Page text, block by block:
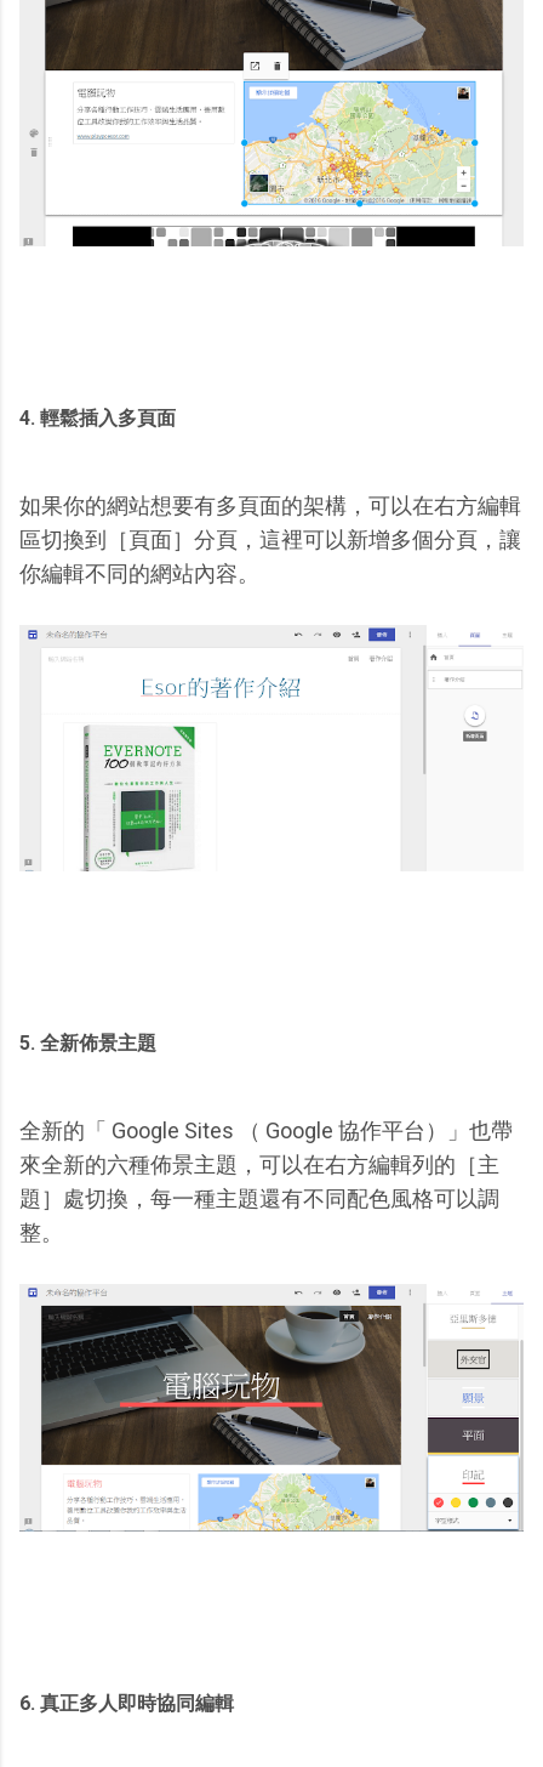
4. 輕鬆插入多頁面
如果你的網站想要有多頁面的架構，可以在右方編輯
區切換到［頁面］分頁，這裡可以新增多個分頁，讓
你編輯不同的網站內容。
5. 全新佈景主題
全新的「 Google Sites （ Google 協作平台）」也帶
來全新的六種佈景主題，可以在右方編輯列的［主
題］處切換，每一種主題還有不同配色風格可以調
整。
6. 真正多人即時協同編輯